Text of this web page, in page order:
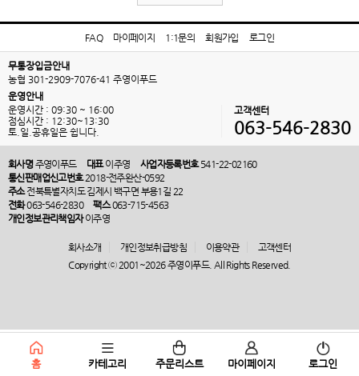
홈 카테고리 주문리스트 마이페이지 로그인
FAQ 마이페이지 1:1문의 회원가입 로그인
무통장입금안내
농협 301-2909-7076-41 주영이푸드
운영안내
운영시간 : 09:30 ~ 16:00
점심시간 : 12:30~13:30
토.일.공휴일은 쉽니다.
고객센터
063-546-2830
회사명주영이푸드 대표이주영 사업자등록번호541-22-02160
통신판매업신고번호2018-전주완산-0592
주소전북특별자치도 김제시 백구면 부용1길 22
전화063-546-2830 팩스063-715-4563
개인정보관리책임자이주영
회사소개 개인정보취급방침 이용약관
고객센터
Copyright ⓒ 2001~2026 주영이푸드. All Rights Reserved.